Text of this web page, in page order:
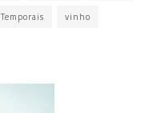
Temporais vinho